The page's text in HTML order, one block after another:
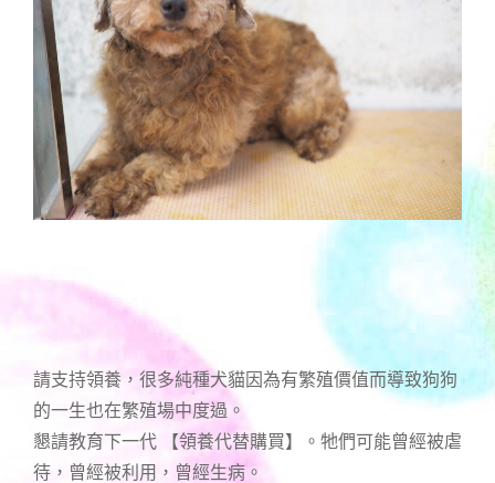
請支持領養，很多純種犬貓因為有繁殖價值而導致狗狗
的一生也在繁殖場中度過。
懇請教育下一代 【領養代替購買】。牠們可能曾經被虐
待，曾經被利用，曾經生病。